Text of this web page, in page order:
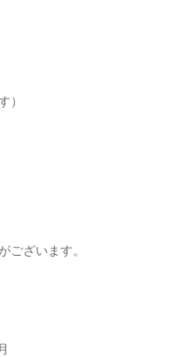
）
ございます。